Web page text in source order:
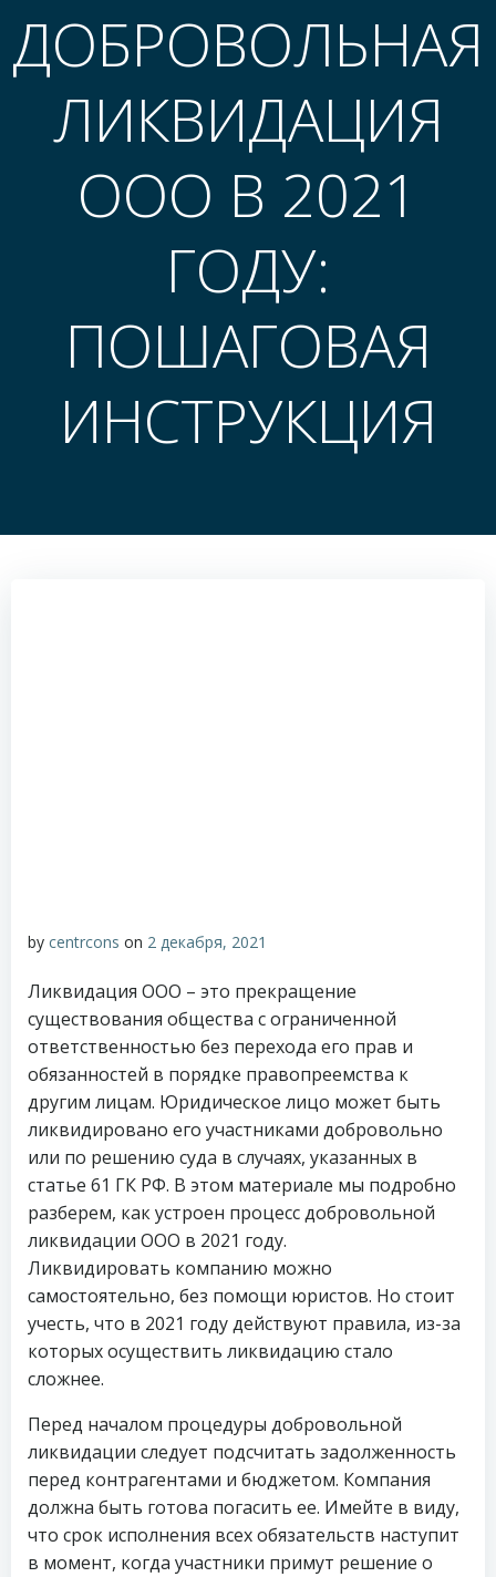
ДОБРОВОЛЬНАЯ
ЛИКВИДАЦИЯ
ООО В 2021
ГОДУ:
ПОШАГОВАЯ
ИНСТРУКЦИЯ
by centrcons on 2 декабря, 2021
Ликвидация ООО – это прекращение
существования общества с ограниченной
ответственностью без перехода его прав и
обязанностей в порядке правопреемства к
другим лицам. Юридическое лицо может быть
ликвидировано его участниками добровольно
или по решению суда в случаях, указанных в
статье 61 ГК РФ. В этом материале мы подробно
разберем, как устроен процесс добровольной
ликвидации ООО в 2021 году.
Ликвидировать компанию можно
самостоятельно, без помощи юристов. Но стоит
учесть, что в 2021 году действуют правила, из-за
которых осуществить ликвидацию стало
сложнее.
Перед началом процедуры добровольной
ликвидации следует подсчитать задолженность
перед контрагентами и бюджетом. Компания
должна быть готова погасить ее. Имейте в виду,
что срок исполнения всех обязательств наступит
в момент, когда участники примут решение о